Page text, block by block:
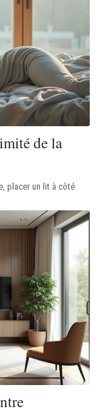
de la
placer un lit à côté